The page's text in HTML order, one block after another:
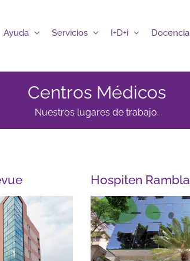
Ayuda Servicios I+D+i Docencia
Centros Médicos
Nuestros lugares de trabajo.
Hospiten Rambla